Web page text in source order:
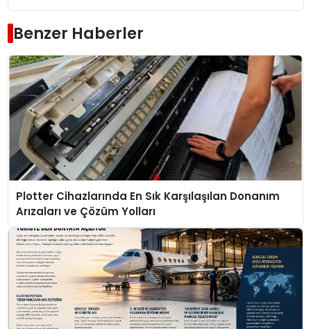
Benzer Haberler
Plotter Cihazlarında En Sık Karşılaşılan Donanım
Arızaları ve Çözüm Yolları